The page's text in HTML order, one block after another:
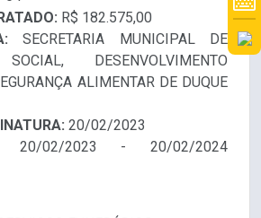
R$ 182.575,00
SECRETARIA MUNICIPAL DE
DESENVOLVIMENTO
ALIMENTAR DE DUQUE
20/02/2023
20/02/2023 - 20/02/2024